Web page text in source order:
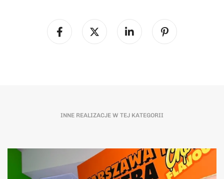
INNE REALIZACJE W TEJ KATEGORII